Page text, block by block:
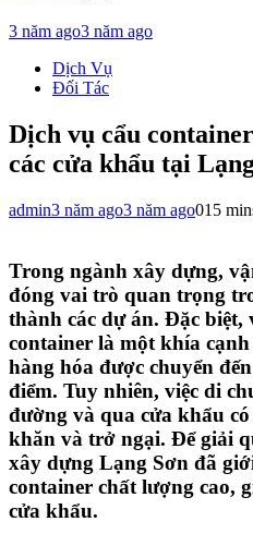
3 năm ago3 năm ago
Dịch Vụ
Đối Tác
Dịch vụ cẩu
các cửa khẩu tại
admin3 năm ago3 năm ago015
Trong ngành xây dựng,
đóng vai trò quan trọng
thành các dự án. Đặc biệt,
container là một khía
hàng hóa được chuyển
điểm. Tuy nhiên, việc di
đường và qua cửa khẩu
khăn và trở ngại. Để giải
xây dựng Lạng Sơn đã
container chất lượng cao,
cửa khẩu.